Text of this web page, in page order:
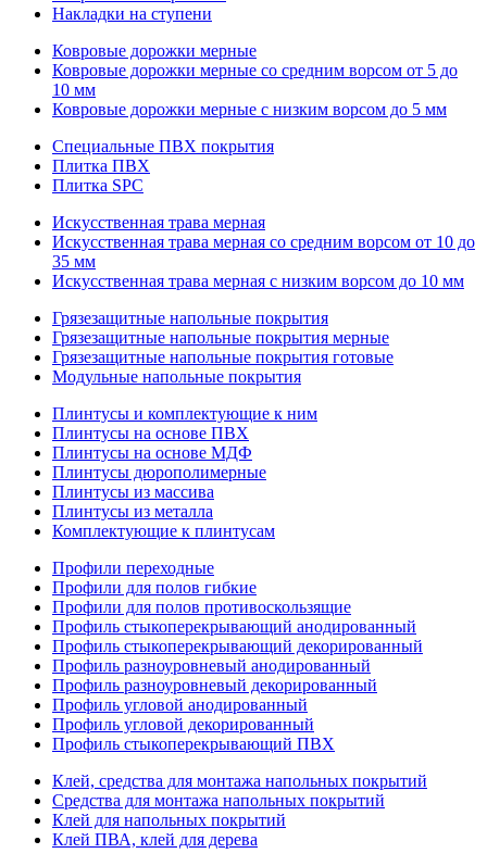
Накладки на ступени
Ковровые дорожки мерные
Ковровые дорожки мерные со средним ворсом от 5 до
10 мм
Ковровые дорожки мерные с низким ворсом до 5 мм
Специальные ПВХ покрытия
Плитка ПВХ
Плитка SPC
Искуccтвенная трава мерная
Искусственная трава мерная со средним ворсом от 10 до
35 мм
Искусственная трава мерная с низким ворсом до 10 мм
Грязезащитные напольные покрытия
Грязезащитные напольные покрытия мерные
Грязезащитные напольные покрытия готовые
Модульные напольные покрытия
Плинтусы и комплектующие к ним
Плинтусы на основе ПВХ
Плинтусы на основе МДФ
Плинтусы дюрополимерные
Плинтусы из массива
Плинтусы из металла
Комплектующие к плинтусам
Профили переходные
Профили для полов гибкие
Профили для полов противоскользящие
Профиль стыкоперекрывающий анодированный
Профиль стыкоперекрывающий декорированный
Профиль разноуровневый анодированный
Профиль разноуровневый декорированный
Профиль угловой анодированный
Профиль угловой декорированный
Профиль стыкоперекрывающий ПВХ
Клей, средства для монтажа напольных покрытий
Средства для монтажа напольных покрытий
Клей для напольных покрытий
Клей ПВА, клей для дерева